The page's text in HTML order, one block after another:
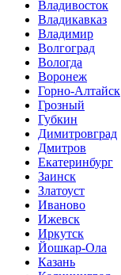
Владивосток
Владикавказ
Владимир
Волгоград
Вологда
Воронеж
Горно-Алтайск
Грозный
Губкин
Димитровград
Дмитров
Екатеринбург
Заинск
Златоуст
Иваново
Ижевск
Иркутск
Йошкар-Ола
Казань